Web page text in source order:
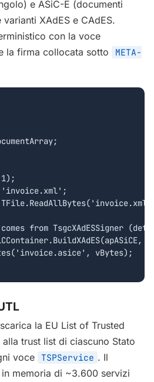
e ASiC-E (documenti
XAdES e CAdES.
con la voce
la firma collocata sotto
META-
from TsgcXAdESSigner
vBytes);
scarica la EU List of Trusted
trust list di ciascuno Stato
voce TSPService . Il
memoria di ~3.600 servizi